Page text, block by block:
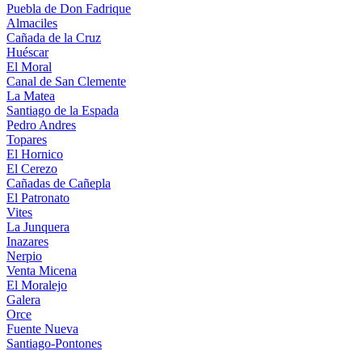
Puebla de Don Fadrique
Almaciles
Cañada de la Cruz
Huéscar
El Moral
Canal de San Clemente
La Matea
Santiago de la Espada
Pedro Andres
Topares
El Hornico
El Cerezo
Cañadas de Cañepla
El Patronato
Vites
La Junquera
Inazares
Nerpio
Venta Micena
El Moralejo
Galera
Orce
Fuente Nueva
Santiago-Pontones